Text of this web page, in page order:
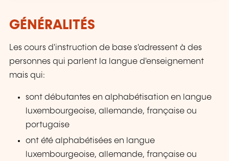
GÉNÉRALITÉS
Les cours d'instruction de base s'adressent à des
personnes qui parlent la langue d'enseignement
mais qui:
sont débutantes en alphabétisation en langue
luxembourgeoise, allemande, française ou
portugaise
ont été alphabétisées en langue
luxembourgeoise, allemande, française ou